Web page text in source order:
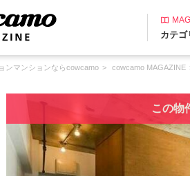
カテゴ
ンマンションならcowcamo cowcamo MAGAZINE
この物